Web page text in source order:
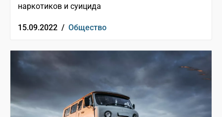
наркотиков и суицида
15.09.2022 / Общество